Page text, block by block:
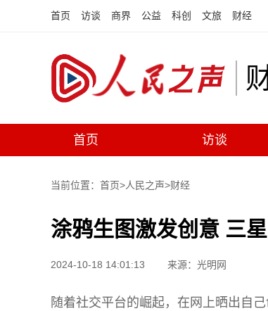
首页 访谈 商界 公益 科创 文旅 财经
首页 访谈
当前位置：首页>人民之声>财经
涂鸦生图激发创意 三
2024-10-18 14:01:13 来源：光明网
随着社交平台的崛起，在网上晒出自